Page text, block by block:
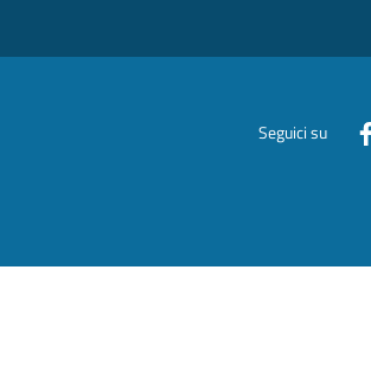
Seguici su